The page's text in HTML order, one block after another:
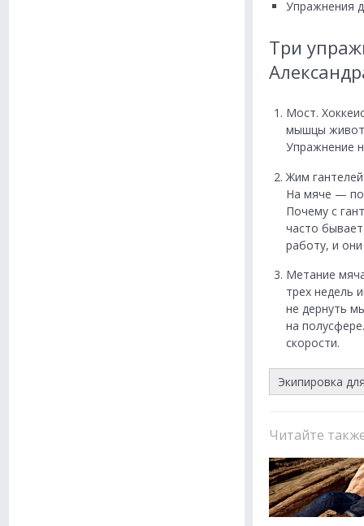
Упражнения
Три
Мост.
мышцы
Упражнение
Жим
На мяче —
Почему с
часто
работу, и
Метание
трех недель
не дернуть
на
скорости.
Экипировка
Читайте